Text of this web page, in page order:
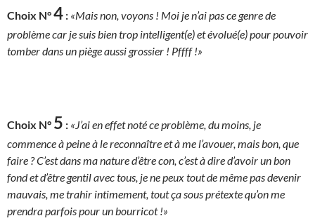
Choix N°4 : «Mais non, voyons ! Moi je n’ai pas ce genre de
problème car je suis bien trop intelligent(e) et évolué(e) pour pouvoir
tomber dans un piège aussi grossier ! Pffff !»
Choix N° 5 : «J’ai en effet noté ce problème, du moins, je
commence à peine à le reconnaître et à me l’avouer, mais bon, que
faire ? C’est dans ma nature d’être con, c’est à dire d’avoir un bon
fond et d’être gentil avec tous, je ne peux tout de même pas devenir
mauvais, me trahir intimement, tout ça sous prétexte qu’on me
prendra parfois pour un bourricot !»